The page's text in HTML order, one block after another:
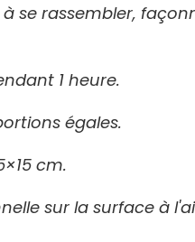
se rassembler,
1 heure.
égales.
cm.
sur la surface à